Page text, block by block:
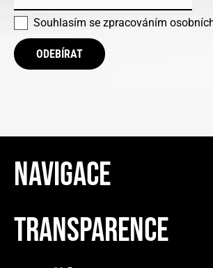
Souhlasím se zpracováním
ODEBÍRAT
NAVIGACE
TRANSPARENCE